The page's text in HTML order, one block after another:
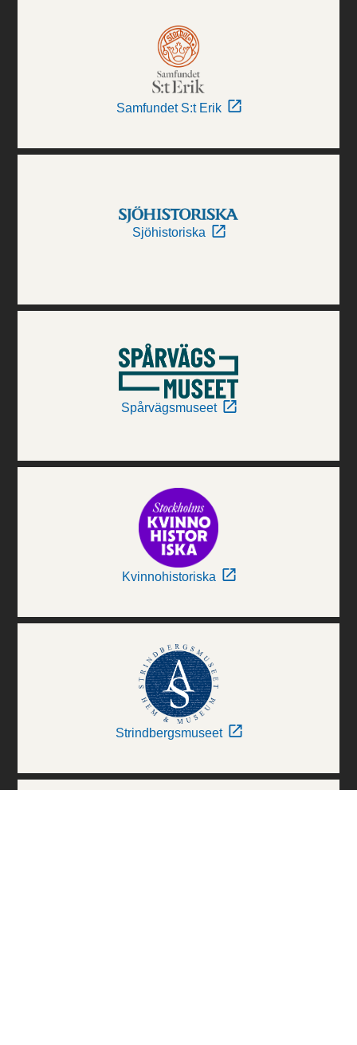
Samfundet S:t Erik
Sjöhistoriska
Spårvägsmuseet
Kvinnohistoriska
Strindbergsmuseet